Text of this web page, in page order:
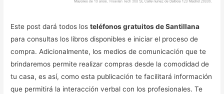
Este post dará todos losteléfonos gratuitos de Santillana
para consultas los libros disponibles e iniciar el proceso de
compra. Adicionalmente, los medios de comunicación que te
brindaremos permite realizar compras desde la comodidad de
tu casa, es así, como esta publicación te facilitará información
que permitirá la interacción verbal con los profesionales. Te